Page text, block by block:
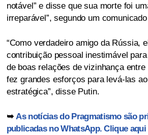
notável” e disse que sua morte foi
irreparável”, segundo um
“Como verdadeiro amigo da Rússia,
contribuição pessoal inestimável
de boas relações de vizinhança
fez grandes esforços para levá-las
estratégica”, disse Putin.
➥ As notícias do Pragmatismo são
publicadas no WhatsApp. Clique